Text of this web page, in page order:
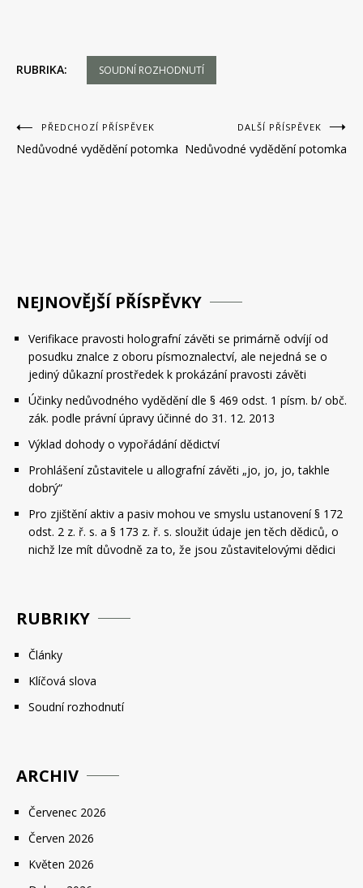
RUBRIKA: SOUDNÍ ROZHODNUTÍ
Navigace
pro
PŘEDCHOZÍ PŘÍSPĚVEK
Nedůvodné vydědění potomka
DALŠÍ PŘÍSPĚVEK
Nedůvodné vydědění potomka
NEJNOVĚJŠÍ PŘÍSPĚVKY
Verifikace pravosti holografní závěti se primárně odvíjí od
posudku znalce z oboru písmoznalectví, ale nejedná se o
jediný důkazní prostředek k prokázání pravosti závěti
Účinky nedůvodného vydědění dle § 469 odst. 1 písm. b/ obč.
zák. podle právní úpravy účinné do 31. 12. 2013
Výklad dohody o vypořádání dědictví
Prohlášení zůstavitele u allografní závěti „jo, jo, jo, takhle
dobrý“
Pro zjištění aktiv a pasiv mohou ve smyslu ustanovení § 172
odst. 2 z. ř. s. a § 173 z. ř. s. sloužit údaje jen těch dědiců, o
nichž lze mít důvodně za to, že jsou zůstavitelovými dědici
RUBRIKY
Články
Klíčová slova
Soudní rozhodnutí
ARCHIV
Červenec 2026
Červen 2026
Květen 2026